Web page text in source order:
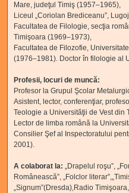
Mare, judeţul Timiş (1957–1965),
Liceul „Coriolan Brediceanu”,
Facultatea de Filologie, secţia
Timişoara (1969–1973),
Facultatea de Filozofie,
(1976–1981). Doctor în filologie al
Profesii, locuri de muncă:
Profesor la Grupul Şcolar
Asistent, lector, conferenţiar,
Teologie a Universităţii de Vest
Lector de limba română la
Consilier Şef al Inspectoratului
2001).
A colaborat la:„Drapelul roşu”,
Românească”, „Folclor
„Signum”(Dresda),Radio